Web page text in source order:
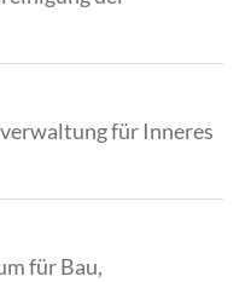
für Inneres
für Bau,